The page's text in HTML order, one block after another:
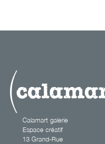
Calamart galerie
Espace créatif
13 Grand-Rue